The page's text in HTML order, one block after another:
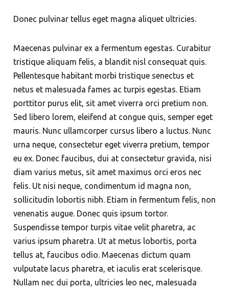
Donec pulvinar tellus eget magna aliquet ultricies.
Maecenas pulvinar ex a fermentum egestas. Curabitur
tristique aliquam felis, a blandit nisl consequat quis.
Pellentesque habitant morbi tristique senectus et
netus et malesuada fames ac turpis egestas. Etiam
porttitor purus elit, sit amet viverra orci pretium non.
Sed libero lorem, eleifend at congue quis, semper eget
mauris. Nunc ullamcorper cursus libero a luctus. Nunc
urna neque, consectetur eget viverra pretium, tempor
eu ex. Donec faucibus, dui at consectetur gravida, nisi
diam varius metus, sit amet maximus orci eros nec
felis. Ut nisi neque, condimentum id magna non,
sollicitudin lobortis nibh. Etiam in fermentum felis, non
venenatis augue. Donec quis ipsum tortor.
Suspendisse tempor turpis vitae velit pharetra, ac
varius ipsum pharetra. Ut at metus lobortis, porta
tellus at, faucibus odio. Maecenas dictum quam
vulputate lacus pharetra, et iaculis erat scelerisque.
Nullam nec dui porta, ultricies leo nec, malesuada